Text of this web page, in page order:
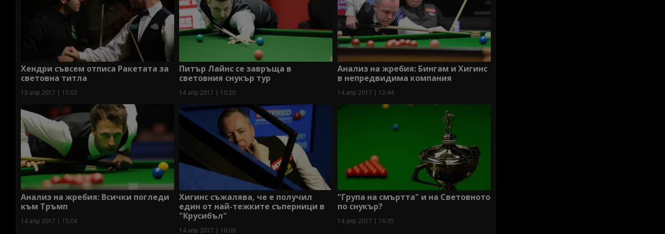
Хендри съвсем отписа Ракетата за
световна титла
13 апр 2017 | 17:03
Питър Лайнс се завръща в
световния снукър тур
14 апр 2017 | 10:20
Анализ на жребия: Бингам и Хигинс
в непредвидима компания
14 апр 2017 | 12:44
Анализ на жребия: Всички погледи
към Тръмп
14 апр 2017 | 15:04
Хигинс съжалява, че е получил
един от най-тежките съперници в
"Крусибъл"
14 апр 2017 | 16:09
"Група на смъртта" и на Световното
по снукър?
14 апр 2017 | 16:35